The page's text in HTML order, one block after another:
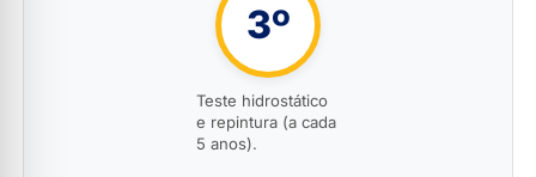
3º
Teste hidrostático
e repintura (a cada
5 anos).